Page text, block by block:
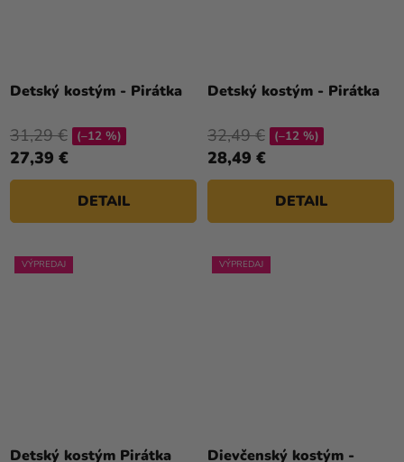
Detský kostým - Pirátka
27,39 €
31,29 € (–12 %)
DETAIL
Detský kostým - Pirátka
hodnotenie
je
5,0
5
hviezdičiek.
28,49 €
32,49 € (–12 %)
DETAIL
VÝPREDAJ
Detský kostým Pirátka
VÝPREDAJ
Dievčenský kostým -